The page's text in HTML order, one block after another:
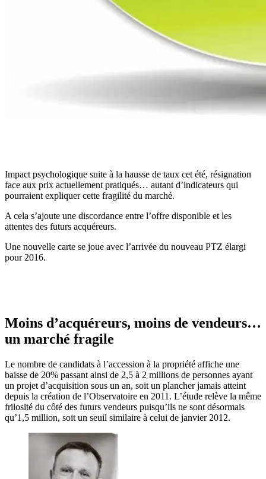
Impact psychologique suite à la hausse de taux cet été, résignation
face aux prix actuellement pratiqués… autant d’indicateurs qui
pourraient expliquer cette fragilité du marché.
A cela s’ajoute une discordance entre l’offre disponible et les
attentes des futurs acquéreurs.
Une nouvelle carte se joue avec l’arrivée du nouveau PTZ élargi
pour 2016.
Moins d’acquéreurs, moins de vendeurs…
un marché fragile
Le nombre de candidats à l’accession à la propriété affiche une
baisse de 20% passant ainsi de 2,5 à 2 millions de personnes ayant
un projet d’acquisition sous un an, soit un plancher jamais atteint
depuis la création de l’Observatoire en 2011. L’étude relève la même
frilosité du côté des futurs vendeurs puisqu’ils ne sont désormais
qu’1,5 million, soit un seuil similaire à celui de janvier 2012.